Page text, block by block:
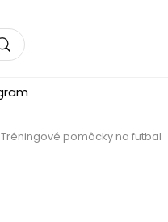
Tréningové pomôcky na futbal